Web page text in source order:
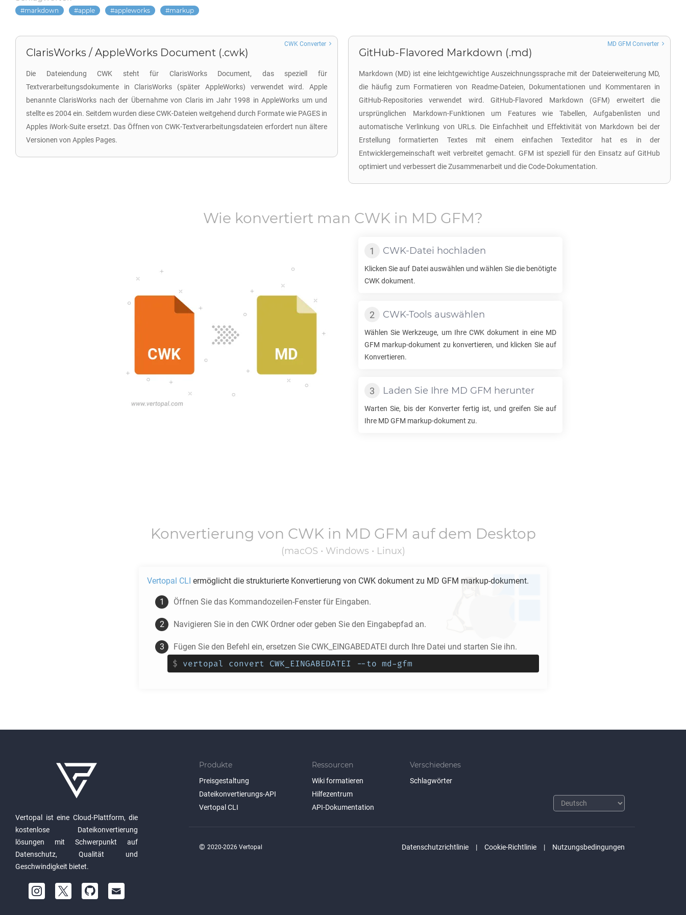
markdown apple appleworks markup
ClarisWorks / AppleWorks Document (.cwk)
Die Dateiendung CWK steht für ClarisWorks Document, das speziell für
Textverarbeitungsdokumente in ClarisWorks (später AppleWorks) verwendet wird. Apple
benannte ClarisWorks nach der Übernahme von Claris im Jahr 1998 in AppleWorks um und
stellte es 2004 ein. Seitdem wurden diese CWK-Dateien weitgehend durch Formate wie PAGES in
Apples iWork-Suite ersetzt. Das Öffnen von CWK-Textverarbeitungsdateien erfordert nun ältere
Versionen von Apples Pages.
CWK Converter
GitHub-Flavored Markdown (.md)
Markdown (MD) ist eine leichtgewichtige Auszeichnungssprache mit der Dateierweiterung MD,
die häufig zum Formatieren von Readme-Dateien, Dokumentationen und Kommentaren in
GitHub-Repositories verwendet wird. GitHub-Flavored Markdown (GFM) erweitert die
ursprünglichen Markdown-Funktionen um Features wie Tabellen, Aufgabenlisten und
automatische Verlinkung von URLs. Die Einfachheit und Effektivität von Markdown bei der
Erstellung formatierten Textes mit einem einfachen Texteditor hat es in der
Entwicklergemeinschaft weit verbreitet gemacht. GFM ist speziell für den Einsatz auf GitHub
optimiert und verbessert die Zusammenarbeit und die Code-Dokumentation.
MD GFM Converter
Wie konvertiert man CWK in MD GFM?
CWK-Datei hochladen
Klicken Sie auf Datei auswählen und wählen Sie die benötigte
CWKdokument.
CWK-Tools auswählen
Wählen Sie Werkzeuge, um IhreCWK dokument in eine MD
GFM markup-dokument zu konvertieren, und klicken Sie auf
Konvertieren.
Laden Sie Ihre MD GFM herunter
Warten Sie, bis der Konverter fertig ist, und greifen Sie auf
Ihre MD GFM markup-dokument zu.
Konvertierung von CWKin MD GFM auf dem Desktop
(macOS • Windows • Linux)
Vertopal CLI ermöglicht die strukturierte Konvertierung von CWK dokument zu MD GFM markup-dokument.
Öffnen Sie das Kommandozeilen-Fenster für Eingaben.
Navigieren Sie in den CWK Ordner oder geben Sie den Eingabepfad an.
Fügen Sie den Befehl ein, ersetzen Sie CWK_EINGABEDATEI durch Ihre Datei und starten Sie ihn.
$ vertopal convert CWK_EINGABEDATEI --to md-gfm
Vertopal ist eine Cloud-Plattform, die
kostenlose Dateikonvertierung
lösungen mit Schwerpunkt auf
Datenschutz, Qualität und
Geschwindigkeit bietet.
Produkte
Preisgestaltung
Dateikonvertierungs-API
Vertopal CLI
Ressourcen
Wiki formatieren
Hilfezentrum
API-Dokumentation
Verschiedenes
Schlagwörter
Datenschutzrichtlinie Cookie-Richtlinie Nutzungsbedingungen
© 2020-2026 Vertopal